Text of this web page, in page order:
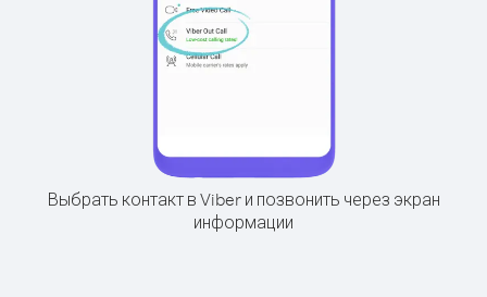
Выбрать контакт в Viber и позвонить через экран
информации